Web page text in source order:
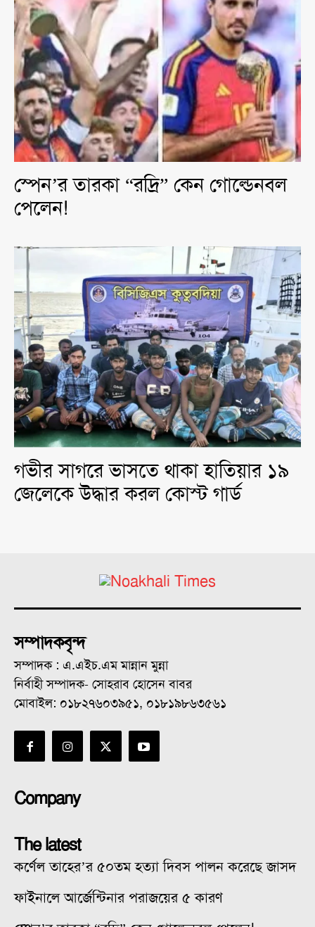
স্পেন’র তারকা “রদ্রি” কেন গোল্ডেনবল
পেলেন!
গভীর সাগরে ভাসতে থাকা হাতিয়ার ১৯
জেলেকে উদ্ধার করল কোস্ট গার্ড
সম্পাদকবৃন্দ
সম্পাদক : এ.এইচ.এম মান্নান মুন্না
নির্বাহী সম্পাদক- সোহরাব হোসেন বাবর
মোবাইল: ০১৮২৭৬০৩৯৫১, ০১৮১৯৮৬৩৫৬১
Company
The latest
কর্ণেল তাহের’র ৫০তম হত্যা দিবস পালন করেছে জাসদ
ফাইনালে আর্জেন্টিনার পরাজয়ের ৫ কারণ